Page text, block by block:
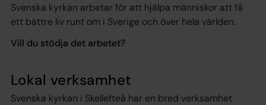
Svenska kyrkan arbetar för att hjälpa människor att få
ett bättre liv runt om i Sverige och över hela världen.
Vill du stödja det arbetet?
Lokal verksamhet
Svenska kyrkan i Skellefteå har en bred verksamhet